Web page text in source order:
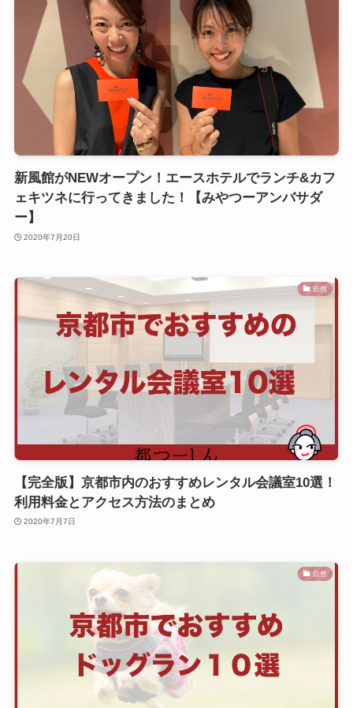
新風館がNEWオープン！エースホテルでランチ&カフ
ェキツネに行ってきました！【みやつーアンバサダ
ー】
2020年7月20日
自然
【完全版】京都市内のおすすめレンタル会議室10選！
利用料金とアクセス方法のまとめ
2020年7月7日
自然